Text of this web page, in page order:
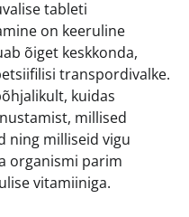
tableti
on keeruline
õiget keskkonda,
transpordivalke.
kuidas
millised
ning milliseid vigu
organismi parim
vitamiiniga.